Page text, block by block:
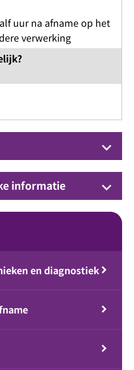
uur na afname op het
verwerking
keyboard_arrow_down
informatie keyboard_arrow_down
en diagnostiek